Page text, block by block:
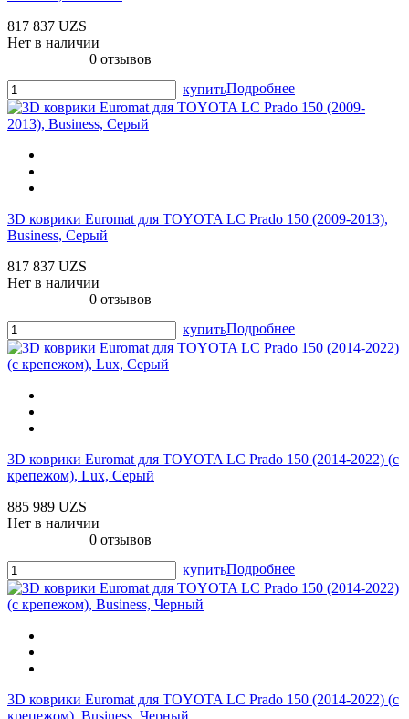
817 837 UZS
Нет в наличии
0 отзывов
купитьПодробнее
3D коврики Euromat для TOYOTA LС Prado 150 (2009-2013),
Business, Серый
817 837 UZS
Нет в наличии
0 отзывов
купитьПодробнее
3D коврики Euromat для TOYOTA LС Prado 150 (2014-2022) (с
крепежом), Lux, Серый
885 989 UZS
Нет в наличии
0 отзывов
купитьПодробнее
3D коврики Euromat для TOYOTA LС Prado 150 (2014-2022) (с